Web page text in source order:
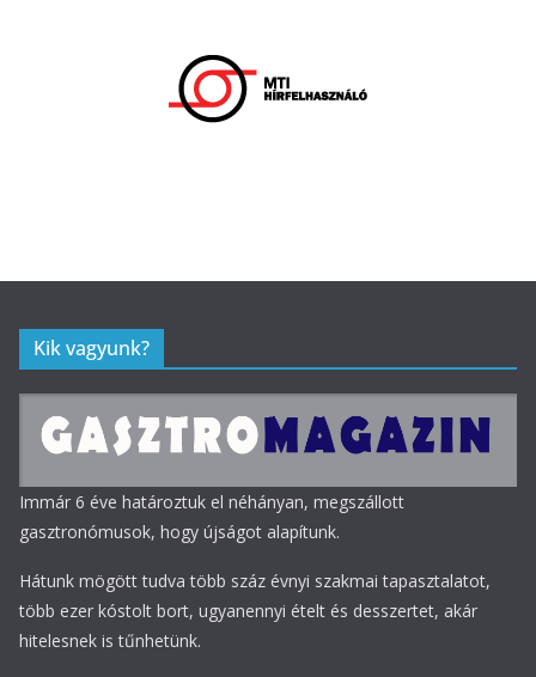
Kik vagyunk?
Immár 6 éve határoztuk el néhányan, megszállott
gasztronómusok, hogy újságot alapítunk.
Hátunk mögött tudva több száz évnyi szakmai tapasztalatot,
több ezer kóstolt bort, ugyanennyi ételt és desszertet, akár
hitelesnek is tűnhetünk.